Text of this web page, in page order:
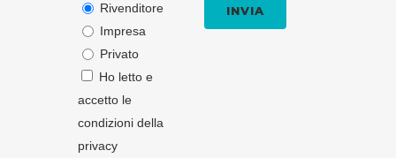
Rivenditore
Impresa
Privato
Ho letto e
accetto le
condizioni della
privacy